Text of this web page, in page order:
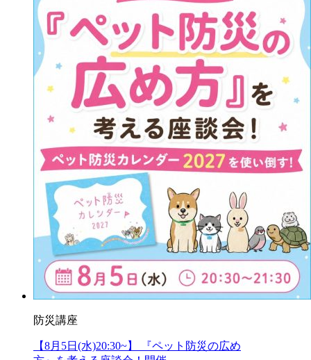
防災講座
【8月5日(水)20:30~】 『ペット防災の広め